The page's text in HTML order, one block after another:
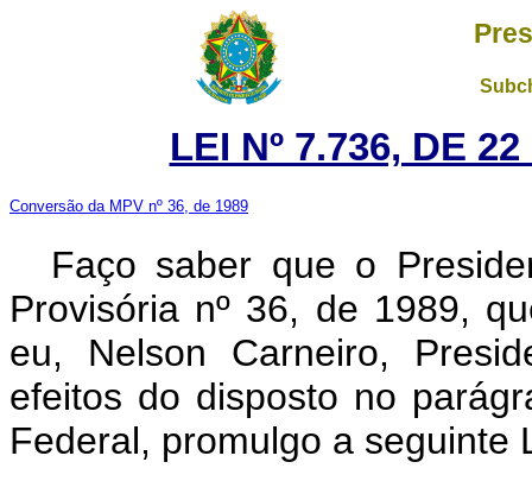
LEI Nº 7.736, DE
Conversão da MPV nº 36, de 1989
Faço saber que o
Provisória nº 36, de 1989,
eu, Nelson Carneiro,
efeitos do disposto no
Federal, promulgo a seguinte